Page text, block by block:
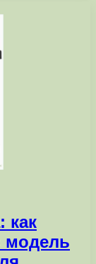
как
модель